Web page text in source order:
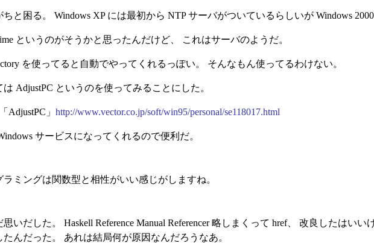
ちと困る。 Windows XP には最初から NTP サーバがついているらしいが Windows
というのがそうかと思ったんだけど、 これはサーバのようだ。
を使ってると自動でやってくれるっぽい。 そんなもん使ってるわけない。
AdjustPC というのを使ってみることにした。
「AdjustPC」 http://www.vector.co.jp/soft/win95/personal/se118017.html
サービスになってくれるので便利だ。
ミングは関数型と相性がいい感じがしますね。
いだした。 Haskell Reference Manual Referencer 略しまくって href、 改良したはい
たんだった。 あれは結局何が原因なんだろうなあ。